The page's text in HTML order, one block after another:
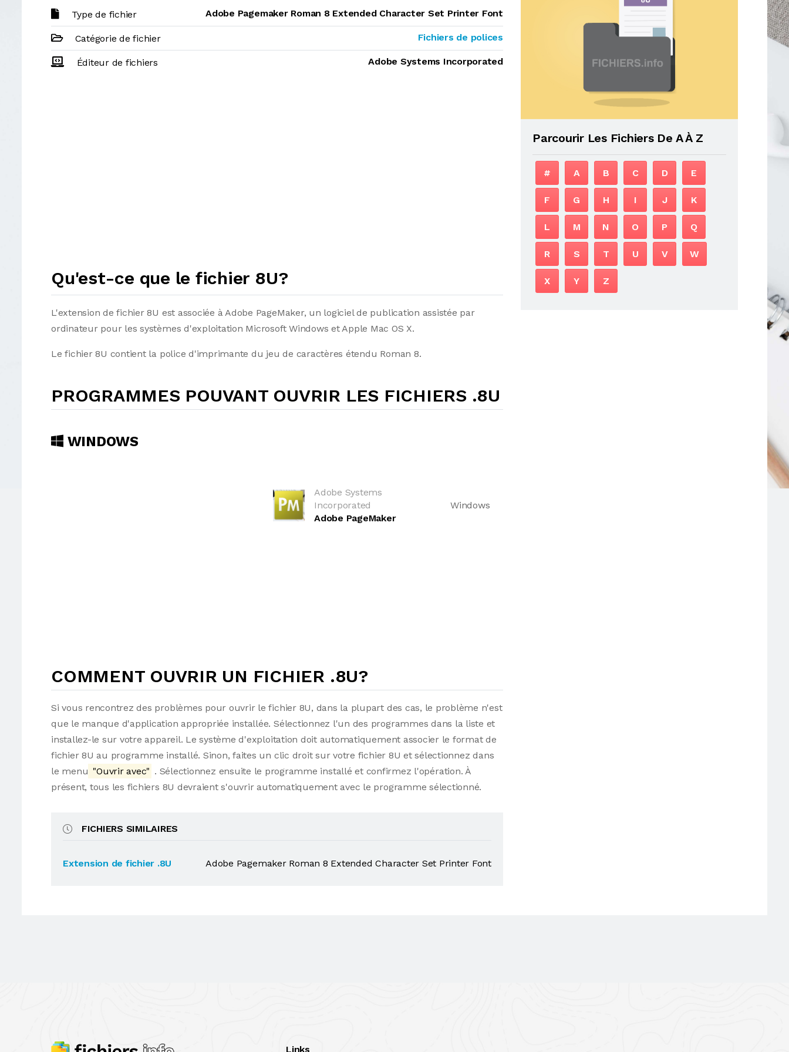
Type de fichier Adobe Pagemaker Roman 8 Extended Character Set Printer Font
Catégorie de fichier Fichiers de polices
Éditeur de fichiers Adobe Systems Incorporated
Qu'est-ce que le fichier 8U?
L'extension de fichier 8U est associée à Adobe PageMaker, un logiciel de publication assistée par
ordinateur pour les systèmes d'exploitation Microsoft Windows et Apple Mac OS X.
Le fichier 8U contient la police d'imprimante du jeu de caractères étendu Roman 8.
PROGRAMMES POUVANT OUVRIR LES FICHIERS .8U
WINDOWS
Adobe Systems
Incorporated
Adobe PageMaker
Windows
COMMENT OUVRIR UN FICHIER .8U?
Si vous rencontrez des problèmes pour ouvrir le fichier 8U, dans la plupart des cas, le problème n'est
que le manque d'application appropriée installée. Sélectionnez l'un des programmes dans la liste et
installez-le sur votre appareil. Le système d'exploitation doit automatiquement associer le format de
fichier 8U au programme installé. Sinon, faites un clic droit sur votre fichier 8U et sélectionnez dans
le menu "Ouvrir avec" . Sélectionnez ensuite le programme installé et confirmez l'opération. À
présent, tous les fichiers 8U devraient s'ouvrir automatiquement avec le programme sélectionné.
FICHIERS SIMILAIRES
Extension de fichier .8U Adobe Pagemaker Roman 8 Extended Character Set Printer Font
Parcourir Les Fichiers De A À Z
# A B C D E
F G H I J K
L M N O P Q
R S T U V W
X Y Z
Links